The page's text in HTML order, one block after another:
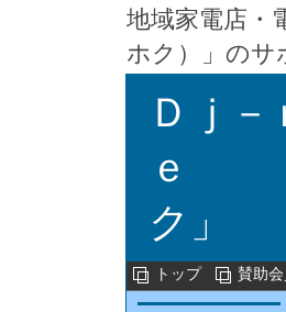
地域家電店・
ホク）」の
Ｄｊ
ｅ
ク
トップ 賛助